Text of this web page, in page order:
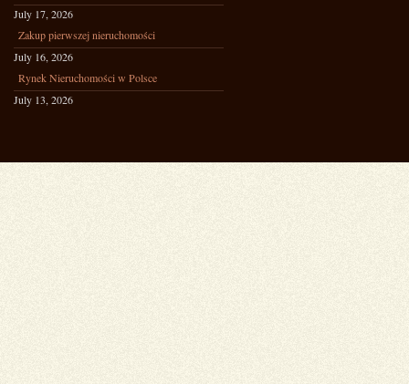
July 17, 2026
Zakup pierwszej nieruchomości
July 16, 2026
Rynek Nieruchomości w Polsce
July 13, 2026